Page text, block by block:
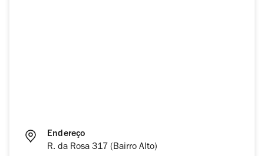
Endereço
R. da Rosa 317 (Bairro Alto)